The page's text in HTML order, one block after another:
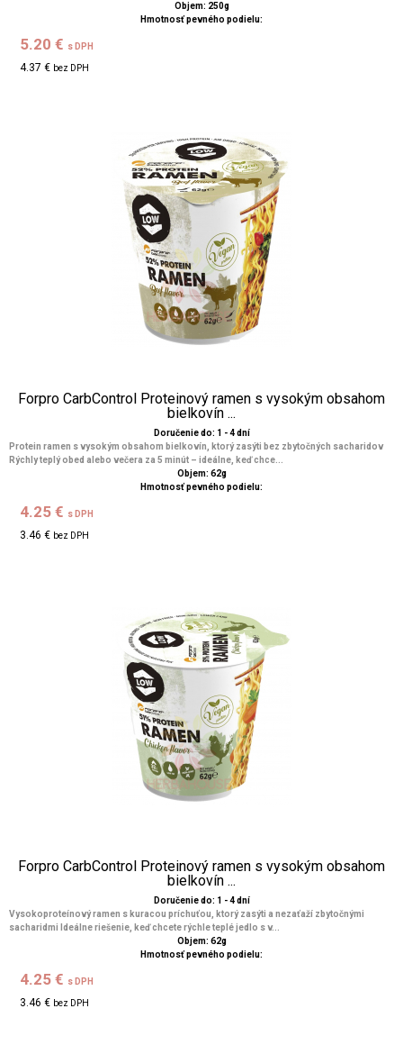
Objem: 250g
Hmotnosť pevného podielu:
5.20 € s DPH
4.37 € bez DPH
Forpro CarbControl Proteinový ramen s vysokým obsahom
bielkovín ...
Doručenie do: 1 - 4 dní
Protein ramen s vysokým obsahom bielkovín, ktorý zasýti bez zbytočných sacharidov
Rýchly teplý obed alebo večera za 5 minút – ideálne, keď chce...
Objem: 62g
Hmotnosť pevného podielu:
4.25 € s DPH
3.46 € bez DPH
Forpro CarbControl Proteinový ramen s vysokým obsahom
bielkovín ...
Doručenie do: 1 - 4 dní
Vysokoproteínový ramen s kuracou príchuťou, ktorý zasýti a nezaťaží zbytočnými
sacharidmi Ideálne riešenie, keď chcete rýchle teplé jedlo s v...
Objem: 62g
Hmotnosť pevného podielu:
4.25 € s DPH
3.46 € bez DPH